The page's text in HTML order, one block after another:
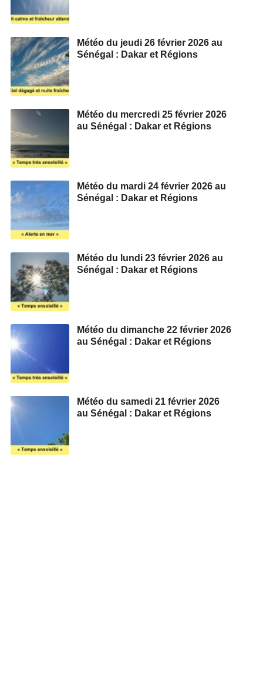
Météo du jeudi 26 février 2026 au
Sénégal : Dakar et Régions
Météo du mercredi 25 février 2026
au Sénégal : Dakar et Régions
Météo du mardi 24 février 2026 au
Sénégal : Dakar et Régions
Météo du lundi 23 février 2026 au
Sénégal : Dakar et Régions
Météo du dimanche 22 février 2026
au Sénégal : Dakar et Régions
Météo du samedi 21 février 2026
au Sénégal : Dakar et Régions